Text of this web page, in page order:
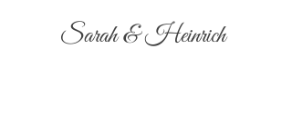
Sarah & Heinrich